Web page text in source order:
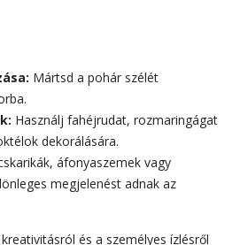
Mártsd a pohár szélét
Használj fahéjrudat, rozmaringágat
dekorálására.
áfonyaszemek vagy
megjelenést adnak az
és a személyes ízlésről